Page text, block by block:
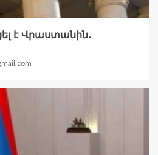
է Վրաստանին․